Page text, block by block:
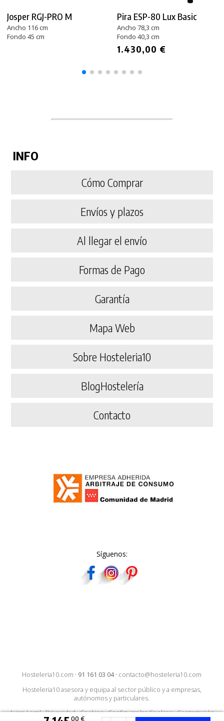
00 €
Josper RGJ-PRO M
Ancho 116 cm
Fondo 45 cm
Pira ESP-80 Lux Basic
Ancho 78,3 cm
Fondo 40,3 cm
1.430,00 €
INFO
Cómo Comprar
Envíos y plazos
Al llegar el envío
Formas de Pago
Garantía
Mapa Web
Sobre Hosteleria10
BlogHostelería
Contacto
Síguenos:
Hosteleria10.com · 91 161 03 04· contacto@hosteleria10.com
Hosteleria10 asesora y equipa al sector público y a empresas,
autónomos y particulares.
Aviso Legal·Privacidad·Cookies·Configurar las Cookies·Contratación